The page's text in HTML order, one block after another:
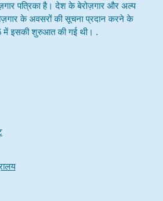
पत्रिका है। देश के बेरोज़गार और अल्प
के अवसरों की सूचना प्रदान करने के
में इसकी शुरुआत की गई थी। .